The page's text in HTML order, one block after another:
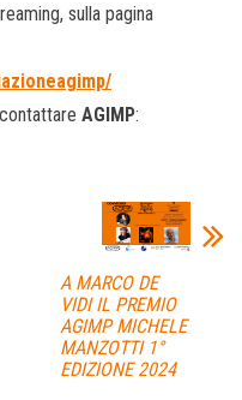
sulla pagina
AGIMP:
A MARCO DE
VIDI IL PREMIO
AGIMP MICHELE
MANZOTTI 1°
EDIZIONE 2024